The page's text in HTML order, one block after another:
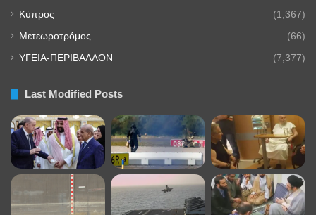
Κύπρος (1,367)
Μετεωροτρόμος (66)
ΥΓΕΙΑ-ΠΕΡΙΒΑΛΛΟΝ (7,377)
Last Modified Posts